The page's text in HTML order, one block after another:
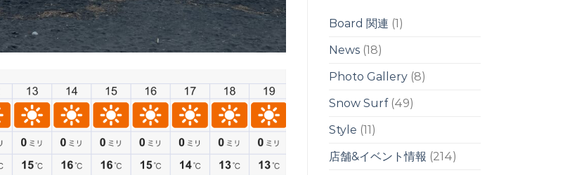
リ
/
風
ウ
ル
Board 関連 (1)
News(18)
Photo Gallery(8)
Snow Surf(49)
Style (11)
店舗&イベント情報 (214)